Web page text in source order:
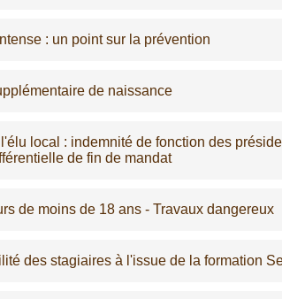
: un point sur la prévention
de naissance
local : indemnité de fonction des
de fin de mandat
de moins de 18 ans - Travaux dangereux
des stagiaires à l'issue de la formation